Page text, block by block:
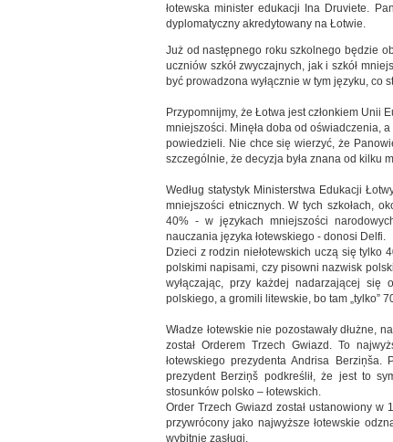
łotewska minister edukacji Ina Druviete.
dyplomatyczny akredytowany na Łotwie.
Już od następnego roku szkolnego będzie
uczniów szkół zwyczajnych, jak i szkół
być prowadzona wyłącznie w tym języku, co
Przypomnijmy, że Łotwa jest członkiem Unii
mniejszości. Minęła doba od oświadczenia,
powiedzieli. Nie chce się wierzyć, że
szczególnie, że decyzja była znana od kilku
Według statystyk Ministerstwa Edukacji
mniejszości etnicznych. W tych szkołach,
40% - w językach mniejszości
nauczania języka łotewskiego - donosi Delfi.
Dzieci z rodzin niełotewskich uczą się tylko
polskimi napisami, czy pisowni nazwisk
wyłączając, przy każdej nadarzającej się
polskiego, a gromili litewskie, bo tam „tylko”
Władze łotewskie nie pozostawały dłużne,
został Orderem Trzech Gwiazd. To
łotewskiego prezydenta Andrisa Berziņša.
prezydent Berziņš podkreślił, że jest to
stosunków polsko – łotewskich.
Order Trzech Gwiazd został ustanowiony w
przywrócony jako najwyższe łotewskie
wybitnie zasługi.